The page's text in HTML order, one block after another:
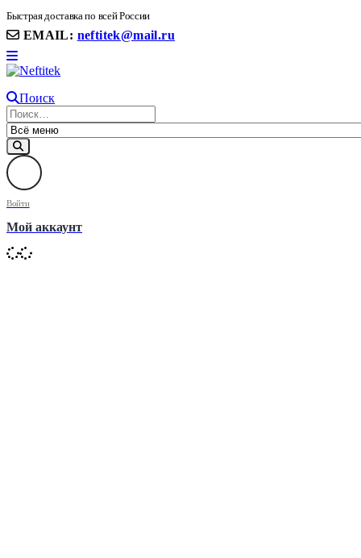
Быстрая доставка по всей России
EMAIL: neftitek@mail.ru
Поиск
Войти
Мой аккаунт
8(906) 399 11 22 | 8(905)367-58-58